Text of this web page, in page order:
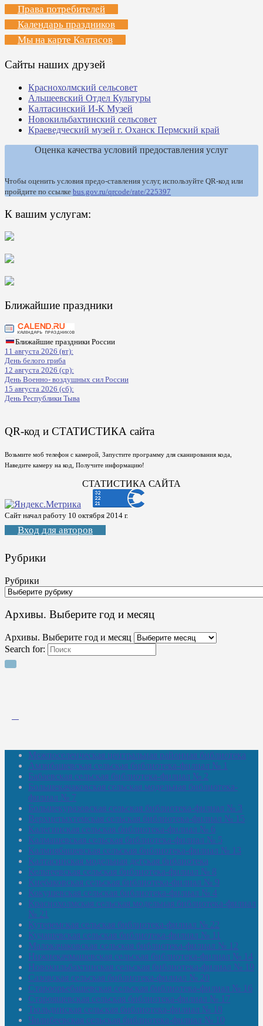
Права потребителей
Календарь праздников
Мы на карте Калтасов
Сайты наших друзей
Краснохолмский сельсовет
Альшеевский Отдел Культуры
Калтасинский И-К Музей
Новокильбахтинский сельсовет
Краеведческий музей г. Оханск Пермский край
Оценка качества условий предоставления услуг
Чтобы оценить условия предо-ставления услуг, используйте QR-код или
пройдите по ссылке bus.gov.ru/qrcode/rate/225397
К вашим услугам:
Ближайшие праздники
Ближайшие праздники России
11 августа 2026 (вт):
День белого гриба
12 августа 2026 (ср):
День Военно- воздушных сил России
15 августа 2026 (сб):
День Республики Тыва
QR-код и СТАТИСТИКА сайта
Возьмите моб телефон с камерой, Запустите программу для сканирования кода,
Наведите камеру на код, Получите информацию!
СТАТИСТИКА САЙТА
Сайт начал работу 10 октября 2014 г.
Вход для авторов
Рубрики
Рубрики
Архивы. Выберите год и месяц
Архивы. Выберите год и месяц
Search for:
Межпоселенческая центральная районная библиотека
Амзибашевская сельская библиотека-филиал № 1
Бабаевская сельская библиотека-филиал № 2
Большекачаковская сельская модельная библиотека-
филиал № 7
Большекуразовская сельская библиотека-филиал № 3
Верхнетыхтемская сельская библиотека-филиал № 15
Калегинская сельская библиотека-филиал № 6
Калмашевская сельская библиотека-филиал № 5
Калмиябашевская сельская библиотека-филиал № 13
Калтасинская модельная детская библиотека
Кельтеевская сельская библиотека-филиал № 8
Киебаковская сельская библиотека-филиал № 9
Кокушевская сельская библиотека-филиал № 4
Краснохолмская сельская модельная библиотека-филиал
№ 21
Кутеремская сельская библиотека-филиал № 22
Кучашевская сельская библиотека-филиал № 11
Малокачаковская сельская библиотека-филиал № 12
Нижнекачмашевская сельская библиотека-филиал № 14
Новокильбахтинская сельская библиотека-филиал № 19
Сазовская сельская библиотека-филиал № 20
Староорьебашевская сельская библиотека-филиал № 16
Старояшевская сельская библиотека-филиал № 17
Тюльдинская сельская библиотека-филиал № 18
Чилибеевская сельская библиотека-филиал № 10